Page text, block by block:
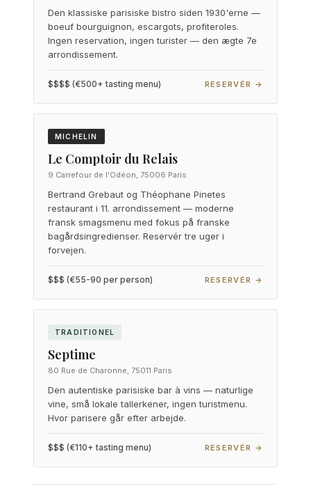
Den klassiske parisiske bistro siden 1930'erne —
boeuf bourguignon, escargots, profiteroles.
Ingen reservation, ingen turister — den ægte 7e
arrondissement.
$$$$ (€500+ tasting menu) RESERVÉR →
MICHELIN
Le Comptoir du Relais
9 Carrefour de l'Odéon, 75006 Paris
Bertrand Grebaut og Théophane Pinetes
restaurant i 11. arrondissement — moderne
fransk smagsmenu med fokus på franske
bagårdsingredienser. Reservér tre uger i
forvejen.
$$$ (€55-90 per person) RESERVÉR →
TRADITIONEL
Septime
80 Rue de Charonne, 75011 Paris
Den autentiske parisiske bar à vins — naturlige
vine, små lokale tallerkener, ingen turistmenu.
Hvor parisere går efter arbejde.
$$$ (€110+ tasting menu) RESERVÉR →